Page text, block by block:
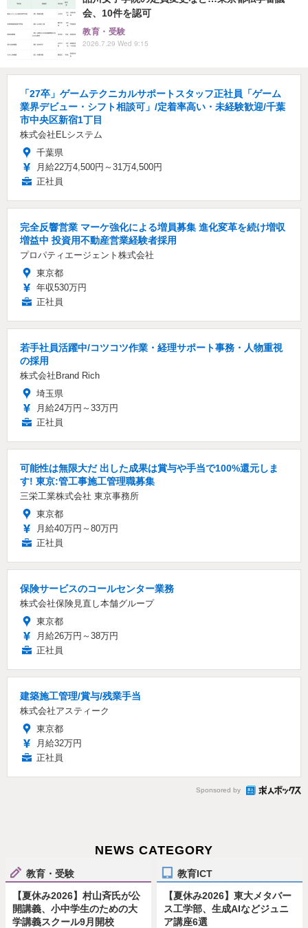
会、10件を認可
教育・受験
2026.7.29 Wed 9:15
「27卒」ゲームテクニカルサポートスタッフ正社員「ゲーム
業界デビュー・シフト相談可」/定着率高い・未経験歓迎/千葉
市中央区新宿1丁目
株式会社ELシステム
千葉県
月給22万4,500円～31万4,500円
正社員
完全反響営業 マーケ強化による増員募集 進化変革を続け増収
増益中 投資用不動産営業経験者採用
プロパティエージェント株式会社
東京都
年収530万円
正社員
若手社員活躍中/コツコツ作業・経理サポート事務・人物重視
の採用
株式会社Brand Rich
埼玉県
月給24万円～33万円
正社員
可能性は無限大だ 出した成果は賞与や手当で100%還元しま
す! 東京:管工事施工管理職募集
三栄工業株式会社 東京事務所
東京都
月給40万円～80万円
正社員
保険サービスのコールセンター業務
株式会社保険見直し本舗グループ
東京都
月給26万円～38万円
正社員
建築施工管理/賞与/残業手当
株式会社アスティーク
東京都
月給32万円
正社員
Sponsored by
NEWS CATEGORY
教育・受験
【夏休み2026】村山斉氏が公
開講義、小中学生のための大
学講義スクール9月開校
教育ICT
【夏休み2026】東大メタバー
ス工学部、生成AIなどジュニ
ア講座6選